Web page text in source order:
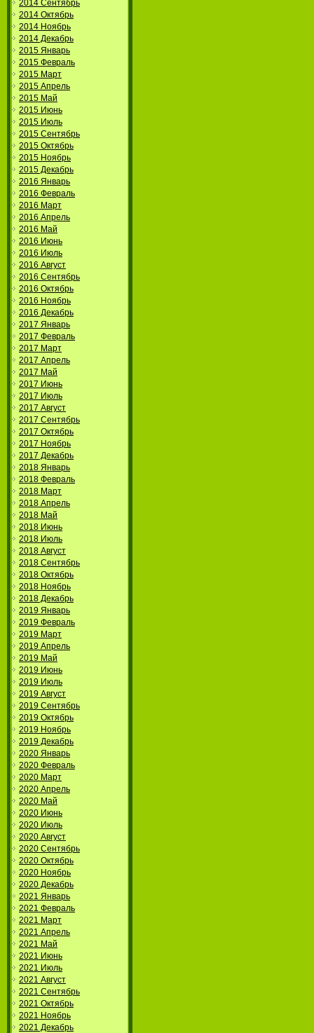
2014 Сентябрь
2014 Октябрь
2014 Ноябрь
2014 Декабрь
2015 Январь
2015 Февраль
2015 Март
2015 Апрель
2015 Май
2015 Июнь
2015 Июль
2015 Сентябрь
2015 Октябрь
2015 Ноябрь
2015 Декабрь
2016 Январь
2016 Февраль
2016 Март
2016 Апрель
2016 Май
2016 Июнь
2016 Июль
2016 Август
2016 Сентябрь
2016 Октябрь
2016 Ноябрь
2016 Декабрь
2017 Январь
2017 Февраль
2017 Март
2017 Апрель
2017 Май
2017 Июнь
2017 Июль
2017 Август
2017 Сентябрь
2017 Октябрь
2017 Ноябрь
2017 Декабрь
2018 Январь
2018 Февраль
2018 Март
2018 Апрель
2018 Май
2018 Июнь
2018 Июль
2018 Август
2018 Сентябрь
2018 Октябрь
2018 Ноябрь
2018 Декабрь
2019 Январь
2019 Февраль
2019 Март
2019 Апрель
2019 Май
2019 Июнь
2019 Июль
2019 Август
2019 Сентябрь
2019 Октябрь
2019 Ноябрь
2019 Декабрь
2020 Январь
2020 Февраль
2020 Март
2020 Апрель
2020 Май
2020 Июнь
2020 Июль
2020 Август
2020 Сентябрь
2020 Октябрь
2020 Ноябрь
2020 Декабрь
2021 Январь
2021 Февраль
2021 Март
2021 Апрель
2021 Май
2021 Июнь
2021 Июль
2021 Август
2021 Сентябрь
2021 Октябрь
2021 Ноябрь
2021 Декабрь